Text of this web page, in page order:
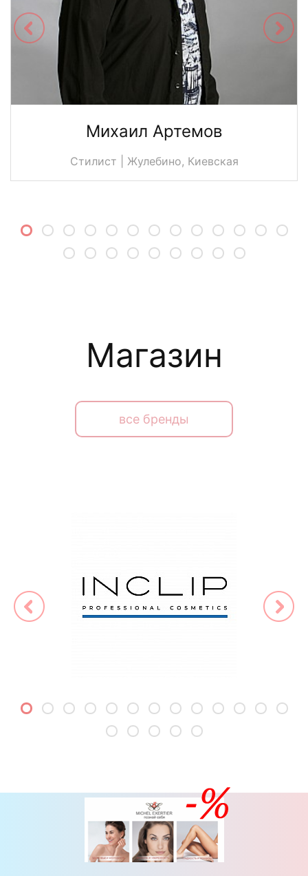
Михаил Артемов
Стилист | Жулебино, Киевская
Магазин
все бренды